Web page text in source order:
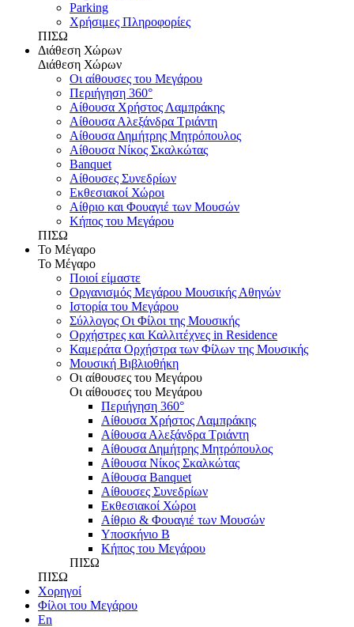
Parking
Χρήσιμες Πληροφορίες
ΠΙΣΩ
Διάθεση Χώρων
Διάθεση Χώρων
Οι αίθουσες του Μεγάρου
Περιήγηση 360°
Αίθουσα Χρήστος Λαμπράκης
Αίθουσα Αλεξάνδρα Τριάντη
Αίθουσα Δημήτρης Μητρόπουλος
Αίθουσα Νίκος Σκαλκώτας
Banquet
Αίθουσες Συνεδρίων
Εκθεσιακοί Χώροι
Αίθριο και Φουαγιέ των Μουσών
Κήπος του Μεγάρου
ΠΙΣΩ
Το Μέγαρο
Το Μέγαρο
Ποιοί είμαστε
Οργανισμός Μεγάρου Μουσικής Αθηνών
Ιστορία του Μεγάρου
Σύλλογος Οι Φίλοι της Μουσικής
Ορχήστρες και Καλλιτέχνες in Residence
Καμεράτα Ορχήστρα των Φίλων της Μουσικής
Μουσική Βιβλιοθήκη
Οι αίθουσες του Μεγάρου
Οι αίθουσες του Μεγάρου
Περιήγηση 360°
Αίθουσα Χρήστος Λαμπράκης
Αίθουσα Αλεξάνδρα Τριάντη
Αίθουσα Δημήτρης Μητρόπουλος
Αίθουσα Νίκος Σκαλκώτας
Αίθουσα Banquet
Αίθουσες Συνεδρίων
Εκθεσιακοί Χώροι
Αίθριο & Φουαγιέ των Μουσών
Υποσκήνιο Β
Κήπος του Μεγάρου
ΠΙΣΩ
ΠΙΣΩ
Χορηγοί
Φίλοι του Μεγάρου
En